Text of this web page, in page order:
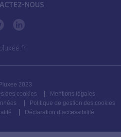
NOUS
pluxee.fr
2023
des cookies
Mentions légales
Politique de gestion des cookies
Déclaration d’accessibilité